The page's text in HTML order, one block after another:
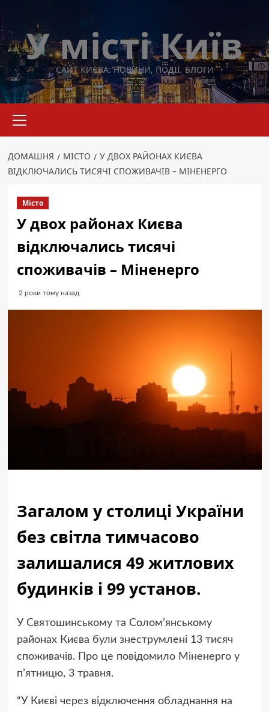
до
вмістуУ місті Київ
САЙТ КИЄВА: НОВИНИ, ПОДІЇ, БЛОГИ
меню
ДОМАШНЯ МІСТО
У ДВОХ РАЙОНАХ КИЄВА
ВІДКЛЮЧАЛИСЬ ТИСЯЧІ СПОЖИВАЧІВ – МІНЕНЕРГО
Місто
У двох районах Києва
відключались тисячі
споживачів – Міненерго
2 роки тому назад
Загалом у столиці України
без світла тимчасово
залишалися 49 житлових
будинків і 99 установ.
У Святошинському та Солом’янському
районах Києва були знеструмлені 13 тисяч
споживачів. Про це повідомило Міненерго у
п’ятницю, 3 травня.
“У Києві через відключення обладнання на